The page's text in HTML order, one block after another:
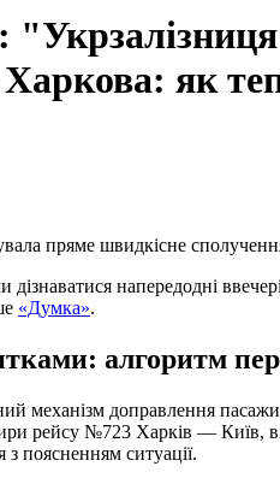
як
пряме швидкісне
напередодні
«Думка».
алгоритм
механізм доправлення
рейсу №723 Харків — Київ,
поясненням ситуації.